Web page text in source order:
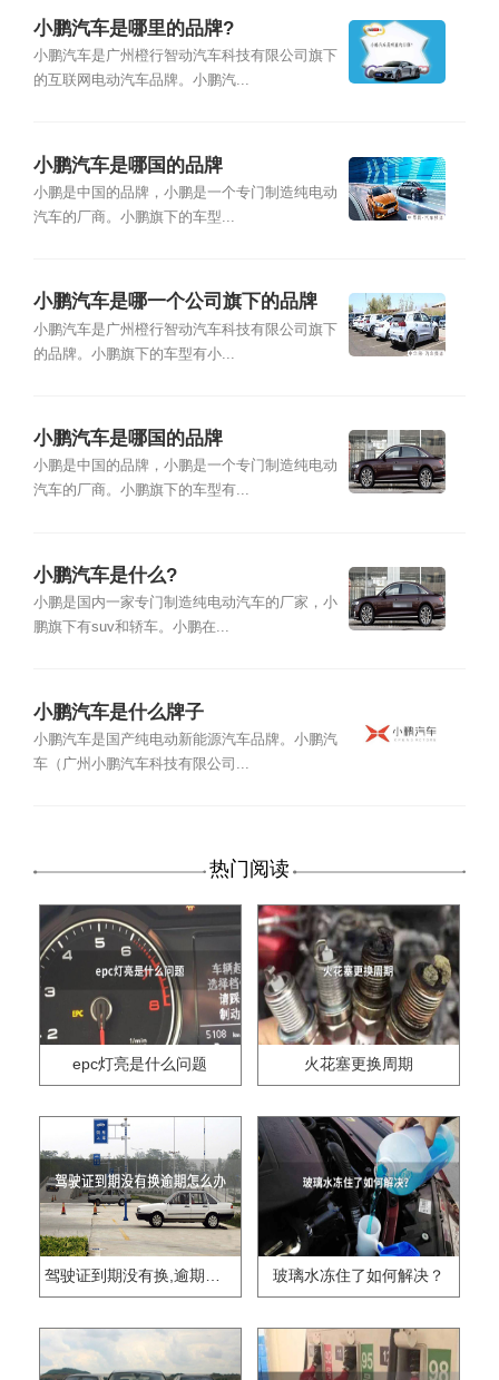
小鹏汽车是哪里的品牌?
小鹏汽车是广州橙行智动汽车科技有限公司旗下
的互联网电动汽车品牌。小鹏汽...
小鹏汽车是哪国的品牌
小鹏是中国的品牌，小鹏是一个专门制造纯电动
汽车的厂商。小鹏旗下的车型...
小鹏汽车是哪一个公司旗下的品牌
小鹏汽车是广州橙行智动汽车科技有限公司旗下
的品牌。小鹏旗下的车型有小...
小鹏汽车是哪国的品牌
小鹏是中国的品牌，小鹏是一个专门制造纯电动
汽车的厂商。小鹏旗下的车型有...
小鹏汽车是什么?
小鹏是国内一家专门制造纯电动汽车的厂家，小
鹏旗下有suv和轿车。小鹏在...
小鹏汽车是什么牌子
小鹏汽车是国产纯电动新能源汽车品牌。小鹏汽
车（广州小鹏汽车科技有限公司...
热门阅读
epc灯亮是什么问题 火花塞更换周期
驾驶证到期没有换,逾期怎么办?? 玻璃水冻住了如何解决？